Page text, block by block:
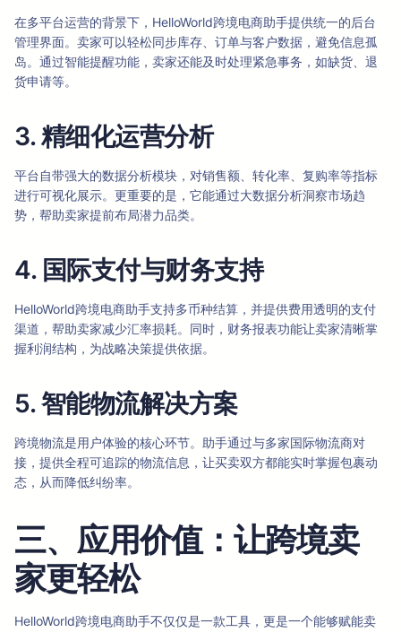
在多平台运营的背景下，HelloWorld跨境电商助手提供统一的后台
管理界面。卖家可以轻松同步库存、订单与客户数据，避免信息孤
岛。通过智能提醒功能，卖家还能及时处理紧急事务，如缺货、退
货申请等。
3. 精细化运营分析
平台自带强大的数据分析模块，对销售额、转化率、复购率等指标
进行可视化展示。更重要的是，它能通过大数据分析洞察市场趋
势，帮助卖家提前布局潜力品类。
4. 国际支付与财务支持
HelloWorld跨境电商助手支持多币种结算，并提供费用透明的支付
渠道，帮助卖家减少汇率损耗。同时，财务报表功能让卖家清晰掌
握利润结构，为战略决策提供依据。
5. 智能物流解决方案
跨境物流是用户体验的核心环节。助手通过与多家国际物流商对
接，提供全程可追踪的物流信息，让买卖双方都能实时掌握包裹动
态，从而降低纠纷率。
三、应用价值：让跨境卖
家更轻松
HelloWorld跨境电商助手不仅仅是一款工具，更是一个能够赋能卖